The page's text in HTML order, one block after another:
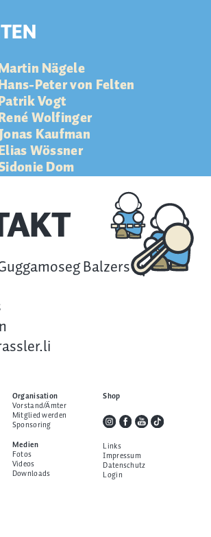
Nägele
Peter von Felten
Vogt
Wolfinger
Kaufman
Wössner
Dom
Balzers
Organisation
Vorstand/Ämter
Mitglied werden
Sponsoring
Medien
Fotos
Videos
Downloads
Shop
Links
Impressum
Datenschutz
Login